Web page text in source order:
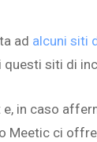
ad alcuni siti
questi siti di
in caso
Meetic ci